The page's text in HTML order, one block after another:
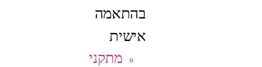
בהתאמה
אישית
מתקני